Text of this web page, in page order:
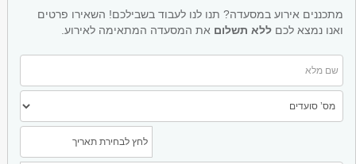
מתכננים אירוע במסעדה? תנו לנו לעבוד בשבילכם! השאירו פרטים
ואנו נמצא לכם ללא תשלום את המסעדה המתאימה לאירוע.